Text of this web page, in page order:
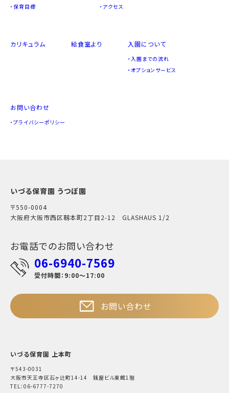
保育目標
アクセス
カリキュラム 給食室より 入園について
入園までの流れ
オプションサービス
お問い合わせ
プライバシーポリシー
いづる保育園 うつぼ園
〒550-0004
大阪府大阪市西区靱本町2丁目2-12 GLASHAUS 1/2
お電話でのお問い合わせ
06-6940-7569
受付時間：9:00～17:00
お問い合わせ
いづる保育園 上本町
〒543-0031
大阪市天王寺区石ヶ辻町14-14 銭屋ビル東館1階
TEL：06-6777-7270